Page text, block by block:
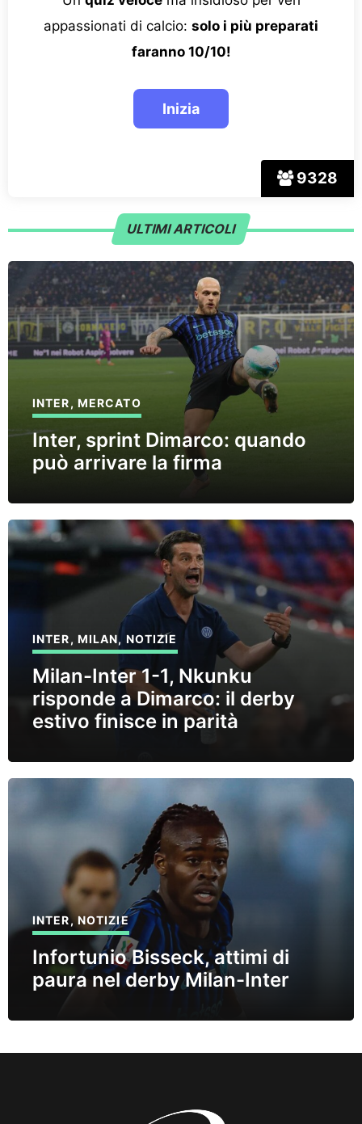
9328
appassionati di calcio: solo i più preparati
faranno 10/10!
ULTIMI ARTICOLI
INTER, MERCATO
Inter, sprint Dimarco: quando
può arrivare la firma
INTER, MILAN, NOTIZIE
Milan-Inter 1-1, Nkunku
risponde a Dimarco: il derby
estivo finisce in parità
INTER,NOTIZIE
Infortunio Bisseck, attimi di
paura nel derby Milan-Inter